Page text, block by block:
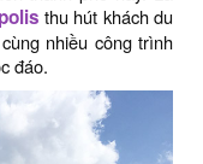
thu hút khách du
nhiều công trình
đáo.